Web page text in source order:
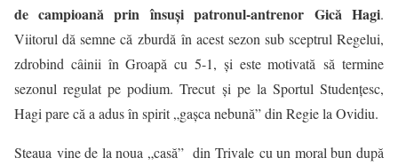
de campioană prin însuși patronul-antrenor Gică Hagi.
Viitorul dă semne că zburdă în acest sezon sub sceptrul Regelui,
zdrobind câinii în Groapă cu 5-1, și este motivată să termine
sezonul regulat pe podium. Trecut și pe la Sportul Studențesc,
Hagi pare că a adus în spirit „gașca nebună” din Regie la Ovidiu.
Steaua vine de la noua „casă” din Trivale cu un moral bun după